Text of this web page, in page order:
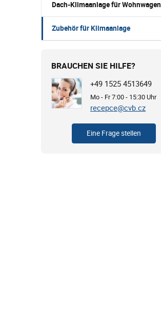
Dach-Klimaanlage für Wohnwagen
Zubehör für Klimaanlage
BRAUCHEN SIE HILFE?
+49 1525 4513649
Mo - Fr 7:00 - 15:30 Uhr
recepce@cvb.cz
Eine Frage stellen